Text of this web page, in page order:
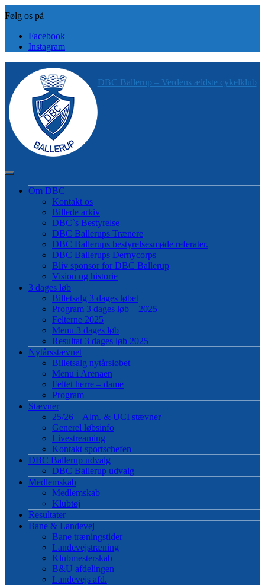
to
content
Facebook
Instagram
DBC Ballerup – Verdens ældste cykelklub
Om DBC
Kontakt os
Billede arkiv
DBC`s Bestyrelse
DBC Ballerups Trænere
DBC Ballerups bestyrelsesmøde referater.
DBC Ballerups Dernycorps
Bliv sponsor for DBC Ballerup
Vision og historie
3 dages løb
Billetsalg 3 dages løbet
Program 3 dages løb – 2025
Felterne 2025
Menu 3 dages løb
Resultat 3 dages løb 2025
Nytårsstævnet
Billetsalg nytårsløbet
Menu i Arenaen
Feltet herre – dame
Program
Stævner
25/26 – Alm. & UCI stævner
Generel løbsinfo
Livestreaming
Kontakt sportschefen
DBC Ballerup udvalg
DBC Ballerup udvalg
Medlemskab
Medlemskab
Klubtøj
Resultater
Bane & Landevej
Bane træningstider
Landevejstræning
Klubmesterskab
B&U afdelingen
Landevejs afd.